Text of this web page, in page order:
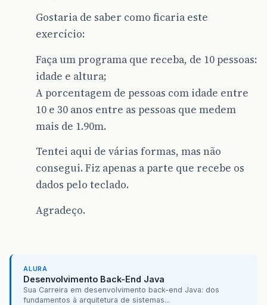
Gostaria de saber como ficaria este
exercício:
Faça um programa que receba, de 10 pessoas:
idade e altura;
A porcentagem de pessoas com idade entre
10 e 30 anos entre as pessoas que medem
mais de 1.90m.
Tentei aqui de várias formas, mas não
consegui. Fiz apenas a parte que recebe os
dados pelo teclado.
Agradeço.
ALURA
Desenvolvimento Back-End Java
Sua Carreira em desenvolvimento back-end Java: dos
fundamentos à arquitetura de sistemas...